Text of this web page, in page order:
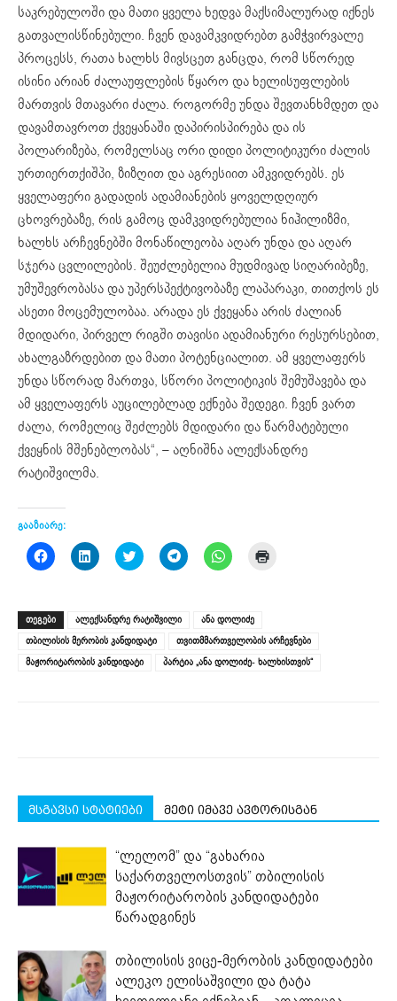
საკრებულოში და მათი ყველა ხედვა მაქსიმალურად იქნეს
გათვალისწინებული. ჩვენ დავამკვიდრებთ გამჭვირვალე
პროცესს, რათა ხალხს მივსცეთ განცდა, რომ სწორედ
ისინი არიან ძალაუფლების წყარო და ხელისუფლების
მართვის მთავარი ძალა. როგორმე უნდა შევთანხმდეთ და
დავამთავროთ ქვეყანაში დაპირისპირება და ის
პოლარიზება, რომელსაც ორი დიდი პოლიტიკური ძალის
ურთიერთქიშპი, ზიზღით და აგრესიით ამკვიდრებს. ეს
ყველაფერი გადადის ადამიანების ყოველდღიურ
ცხოვრებაზე, რის გამოც დამკვიდრებულია ნიჰილიზმი,
ხალხს არჩევნებში მონაწილეობა აღარ უნდა და აღარ
სჯერა ცვლილების. შეუძლებელია მუდმივად სიღარიბეზე,
უმუშევრობასა და უპერსპექტივობაზე ლაპარაკი, თითქოს ეს
ასეთი მოცემულობაა. არადა ეს ქვეყანა არის ძალიან
მდიდარი, პირველ რიგში თავისი ადამიანური რესურსებით,
ახალგაზრდებით და მათი პოტენციალით. ამ ყველაფერს
უნდა სწორად მართვა, სწორი პოლიტიკის შემუშავება და
ამ ყველაფერს აუცილებლად ექნება შედეგი. ჩვენ ვართ
ძალა, რომელიც შეძლებს მდიდარი და წარმატებული
ქვეყნის მშენებლობას“, – აღნიშნა ალექსანდრე
რატიშვილმა.
გააზიარე:
Click
to
(Opens
in
new
window)
Click
to
(Opens
in
new
window)
Click
to
(Opens
in
new
window)
Click
to
(Opens
new
window)
Click
to
(Opens
in
new
window)
ᲗᲔᲒᲔᲑᲘ ალექსანდრე რატიშვილი
ანა დოლიძე
თბილისის მერობის კანდიდატი
თვითმმართველობის არჩევნები
მაჟორიტარობის კანდიდატი
პარტია „ანა დოლიძე- ხალხისთვის“
მსგავსი სტატიები მეტი იმავე ავტორისგან
“ლელომ” და “გახარია
საქართველოსთვის” თბილისის
მაჟორიტარობის კანდიდატები
წარადგინეს
თბილისის ვიცე-მერობის კანდიდატები
ალეკო ელისაშვილი და ტატა